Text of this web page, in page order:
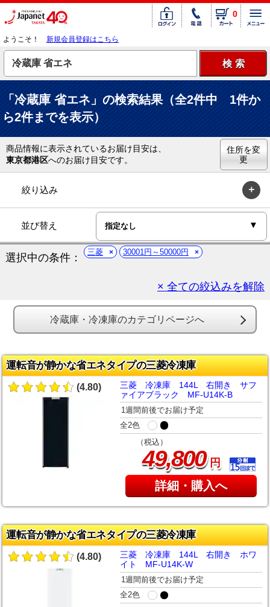
0
ようこそ！ 新規会員登録はこちら
「冷蔵庫 省エネ」の検索結果（全2件中 1件か
ら2件までを表示）
商品情報に表示されているお届け目安は、
東京都港区へのお届け目安です。
住所を変
更
絞り込み
並び替え
選択中の条件： 三菱 30001円～50000円
× 全ての絞込みを解除
冷蔵庫・冷凍庫のカテゴリページへ
運転音が静かな省エネタイプの三菱冷凍庫
(4.80)
三菱 冷凍庫 144L 右開き サフ
ァイアブラック MF-U14K-B
1週間前後でお届け予定
全2色
（税込）
49,800円
詳細・購入へ
運転音が静かな省エネタイプの三菱冷凍庫
(4.80)
三菱 冷凍庫 144L 右開き ホワ
イト MF-U14K-W
1週間前後でお届け予定
全2色